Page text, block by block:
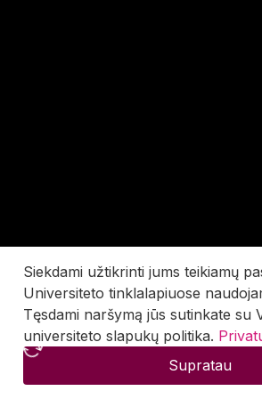
Siekdami užtikrinti jums teikiamų
Universiteto tinklalapiuose
Tęsdami naršymą jūs sutinkate su
universiteto slapukų politika.
Supratau